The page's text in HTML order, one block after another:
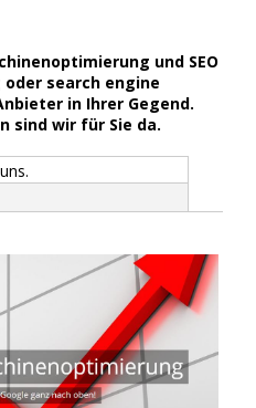
und SEO
search engine
in Ihrer Gegend.
sind wir für Sie da.